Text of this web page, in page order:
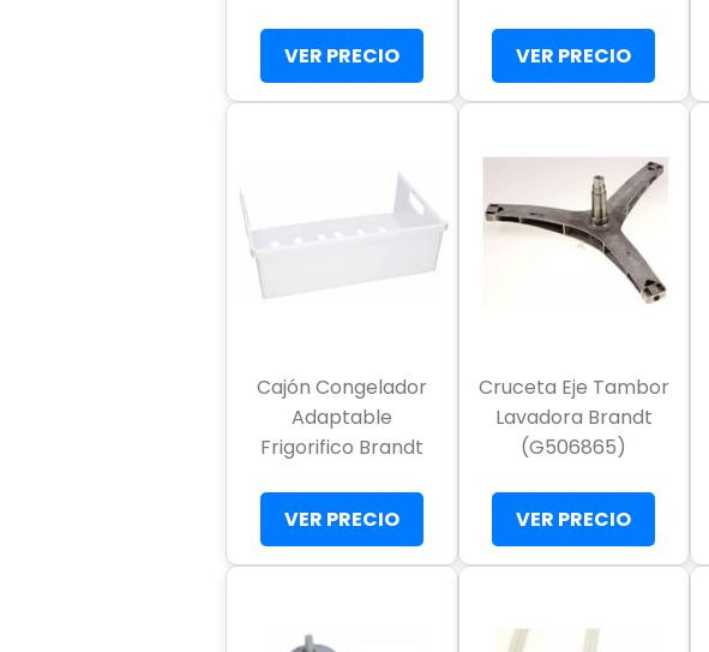
VER PRECIO VER PRECIO
Cajón Congelador
Adaptable
Frigorifico Brandt
VER PRECIO
Cruceta Eje Tambor
Lavadora Brandt
(G506865)
VER PRECIO